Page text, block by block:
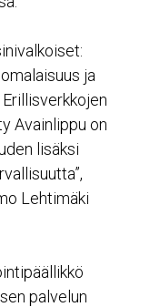
ja
Avainlippu on
lisäksi
Lehtimäki
palvelun